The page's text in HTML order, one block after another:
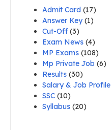
Admit Card (17)
Answer Key(1)
Cut-Off(3)
Exam News (4)
MP Exams (108)
Mp Private Job (6)
Results (30)
Salary & Job Profile
SSC (10)
Syllabus (20)